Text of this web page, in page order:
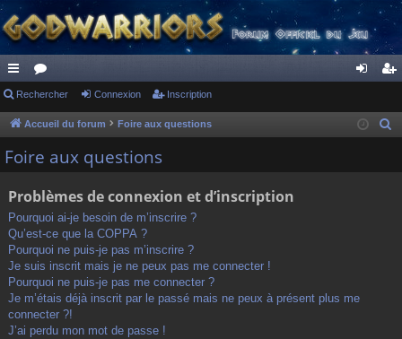
ac
co
ur
s
or
u ne cri
Rechercher Connexion Inscription
Accueil du forum Foire aux questions
Foire aux questions
Problèmes de connexion et d’inscription
Pourquoi ai-je besoin de m’inscrire ?
Qu’est-ce que la COPPA ?
Pourquoi ne puis-je pas m’inscrire ?
Je suis inscrit mais je ne peux pas me connecter !
Pourquoi ne puis-je pas me connecter ?
Je m’étais déjà inscrit par le passé mais ne peux à présent plus me
connecter ?!
J’ai perdu mon mot de passe !